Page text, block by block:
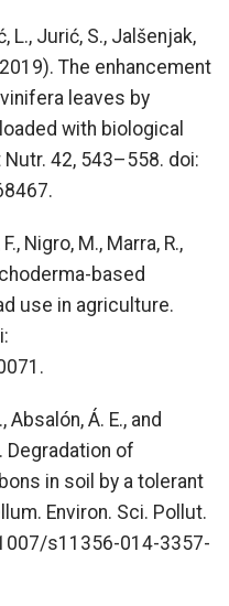
L., Jurić, S., Jalšenjak,
The enhancement
leaves by
with biological
42, 543–558. doi:
Nigro, M., Marra, R.,
based
use in agriculture.
Á. E., and
Degradation of
in soil by a tolerant
Environ. Sci. Pollut.
s11356-014-3357-